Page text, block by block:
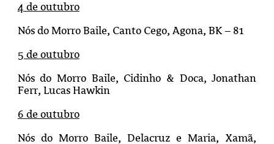
4 de outubro
Nós do Morro Baile, Canto Cego, Agona, BK – 81
5 de outubro
Nós do Morro Baile, Cidinho & Doca, Jonathan
Ferr, Lucas Hawkin
6 de outubro
Nós do Morro Baile, Delacruz e Maria, Xamã,